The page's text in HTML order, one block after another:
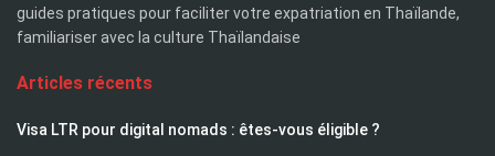
guides pratiques pour faciliter votre expatriation en Thaïlande,
familiariser avec la culture Thaïlandaise
Articles récents
Visa LTR pour digital nomads : êtes-vous éligible ?